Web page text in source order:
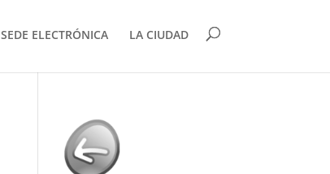
SEDE ELECTRÓNICA LA CIUDAD